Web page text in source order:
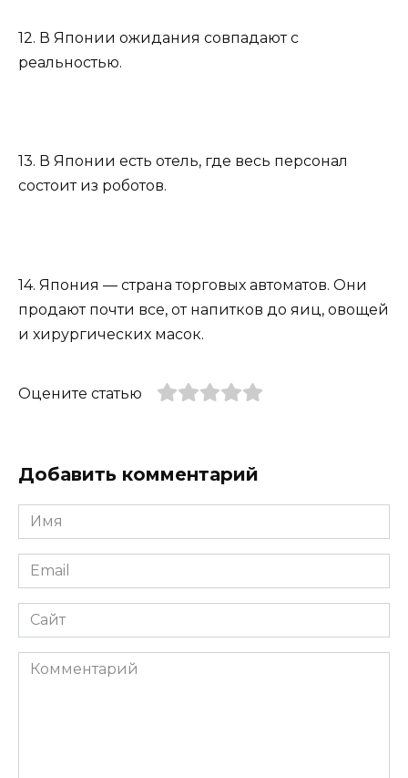
12. В Японии ожидания совпадают с
реальностью.
13. В Японии есть отель, где весь персонал
состоит из роботов.
14. Япония — страна торговых автоматов. Они
продают почти все, от напитков до яиц, овощей
и хирургических масок.
Оцените статью
Добавить комментарий
Имя
*
Email
*
Сайт
Комментарий